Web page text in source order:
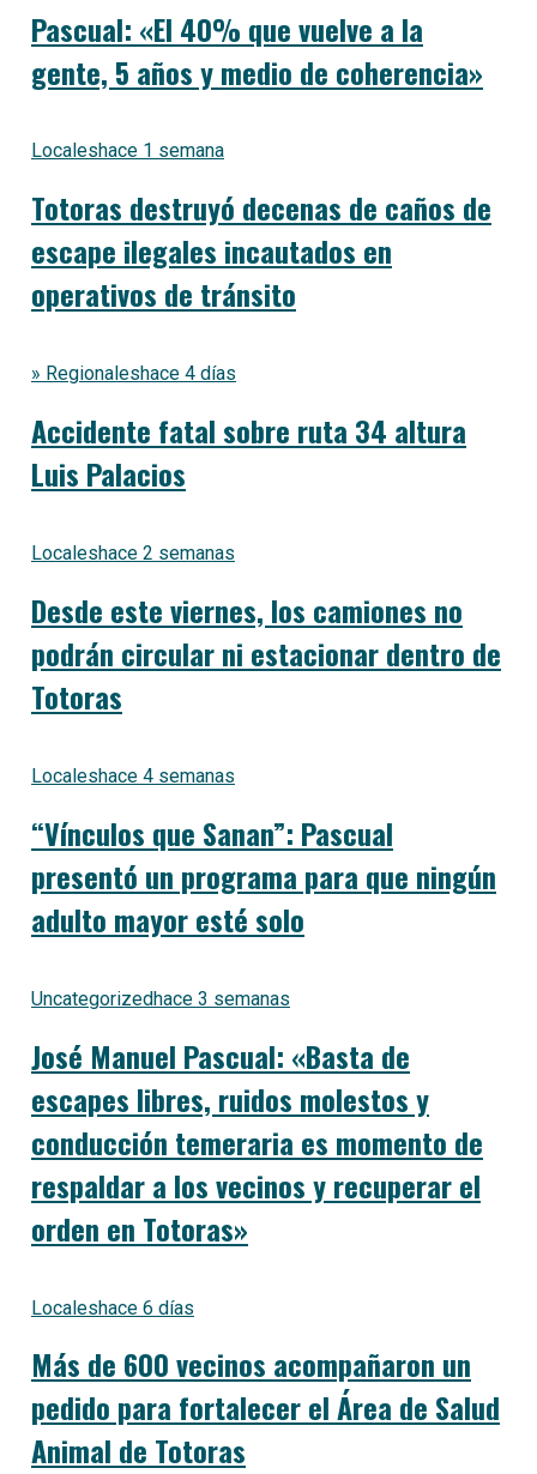
Pascual: «El 40% que vuelve a la
gente, 5 años y medio de coherencia»
Localeshace 1 semana
Totoras destruyó decenas de caños de
escape ilegales incautados en
operativos de tránsito
» Regionaleshace 4 días
Accidente fatal sobre ruta 34 altura
Luis Palacios
Localeshace 2 semanas
Desde este viernes, los camiones no
podrán circular ni estacionar dentro de
Totoras
Localeshace 4 semanas
“Vínculos que Sanan”: Pascual
presentó un programa para que ningún
adulto mayor esté solo
Uncategorizedhace 3 semanas
José Manuel Pascual: «Basta de
escapes libres, ruidos molestos y
conducción temeraria es momento de
respaldar a los vecinos y recuperar el
orden en Totoras»
Localeshace 6 días
Más de 600 vecinos acompañaron un
pedido para fortalecer el Área de Salud
Animal de Totoras